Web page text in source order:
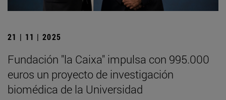
21 | 11 | 2025
Fundación "la Caixa" impulsa con 995.000
euros un proyecto de investigación
biomédica de la Universidad